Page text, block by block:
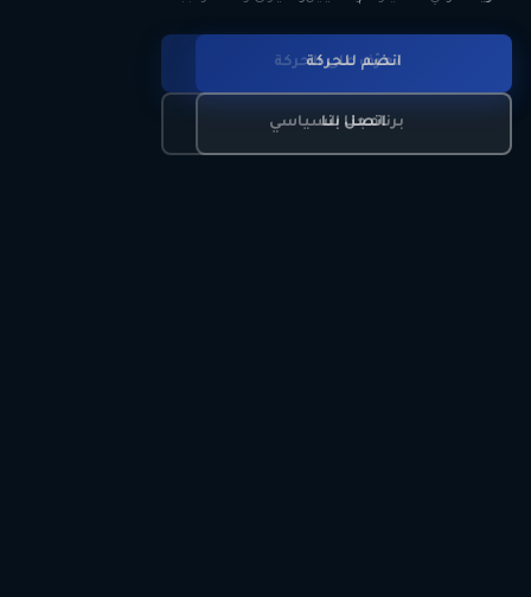
تعرّف على الحركة
برنامجنا السياسي
انضم للحركة
اتصل بنا